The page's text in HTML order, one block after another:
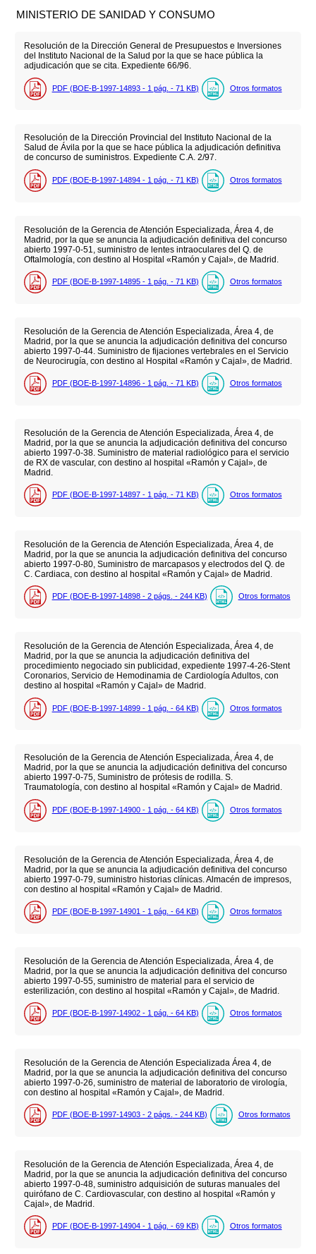
MINISTERIO DE SANIDAD Y CONSUMO
Resolución de la Dirección General de Presupuestos e Inversiones
del Instituto Nacional de la Salud por la que se hace pública la
adjudicación que se cita. Expediente 66/96.
PDF (BOE-B-1997-14893 - 1 pág. - 71 KB) Otros formatos
Resolución de la Dirección Provincial del Instituto Nacional de la
Salud de Ávila por la que se hace pública la adjudicación definitiva
de concurso de suministros. Expediente C.A. 2/97.
PDF (BOE-B-1997-14894 - 1 pág. - 71 KB) Otros formatos
Resolución de la Gerencia de Atención Especializada, Área 4, de
Madrid, por la que se anuncia la adjudicación definitiva del concurso
abierto 1997-0-51, suministro de lentes intraoculares del Q. de
Oftalmología, con destino al Hospital «Ramón y Cajal», de Madrid.
PDF (BOE-B-1997-14895 - 1 pág. - 71 KB) Otros formatos
Resolución de la Gerencia de Atención Especializada, Área 4, de
Madrid, por la que se anuncia la adjudicación definitiva del concurso
abierto 1997-0-44. Suministro de fijaciones vertebrales en el Servicio
de Neurocirugía, con destino al Hospital «Ramón y Cajal», de Madrid.
PDF (BOE-B-1997-14896 - 1 pág. - 71 KB) Otros formatos
Resolución de la Gerencia de Atención Especializada, Área 4, de
Madrid, por la que se anuncia la adjudicación definitiva del concurso
abierto 1997-0-38. Suministro de material radiológico para el servicio
de RX de vascular, con destino al hospital «Ramón y Cajal», de
Madrid.
PDF (BOE-B-1997-14897 - 1 pág. - 71 KB) Otros formatos
Resolución de la Gerencia de Atención Especializada, Área 4, de
Madrid, por la que se anuncia la adjudicación definitiva del concurso
abierto 1997-0-80, Suministro de marcapasos y electrodos del Q. de
C. Cardiaca, con destino al hospital «Ramón y Cajal» de Madrid.
PDF (BOE-B-1997-14898 - 2 págs. - 244 KB) Otros formatos
Resolución de la Gerencia de Atención Especializada, Área 4, de
Madrid, por la que se anuncia la adjudicación definitiva del
procedimiento negociado sin publicidad, expediente 1997-4-26-Stent
Coronarios, Servicio de Hemodinamia de Cardiología Adultos, con
destino al hospital «Ramón y Cajal» de Madrid.
PDF (BOE-B-1997-14899 - 1 pág. - 64 KB) Otros formatos
Resolución de la Gerencia de Atención Especializada, Área 4, de
Madrid, por la que se anuncia la adjudicación definitiva del concurso
abierto 1997-0-75, Suministro de prótesis de rodilla. S.
Traumatología, con destino al hospital «Ramón y Cajal» de Madrid.
PDF (BOE-B-1997-14900 - 1 pág. - 64 KB) Otros formatos
Resolución de la Gerencia de Atención Especializada, Área 4, de
Madrid, por la que se anuncia la adjudicación definitiva del concurso
abierto 1997-0-79, suministro historias clínicas. Almacén de impresos,
con destino al hospital «Ramón y Cajal» de Madrid.
PDF (BOE-B-1997-14901 - 1 pág. - 64 KB) Otros formatos
Resolución de la Gerencia de Atención Especializada, Área 4, de
Madrid, por la que se anuncia la adjudicación definitiva del concurso
abierto 1997-0-55, suministro de material para el servicio de
esterilización, con destino al hospital «Ramón y Cajal», de Madrid.
PDF (BOE-B-1997-14902 - 1 pág. - 64 KB) Otros formatos
Resolución de la Gerencia de Atención Especializada Área 4, de
Madrid, por la que se anuncia la adjudicación definitiva del concurso
abierto 1997-0-26, suministro de material de laboratorio de virología,
con destino al hospital «Ramón y Cajal», de Madrid.
PDF (BOE-B-1997-14903 - 2 págs. - 244 KB) Otros formatos
Resolución de la Gerencia de Atención Especializada, Área 4, de
Madrid, por la que se anuncia la adjudicación definitiva del concurso
abierto 1997-0-48, suministro adquisición de suturas manuales del
quirófano de C. Cardiovascular, con destino al hospital «Ramón y
Cajal», de Madrid.
PDF (BOE-B-1997-14904 - 1 pág. - 69 KB) Otros formatos